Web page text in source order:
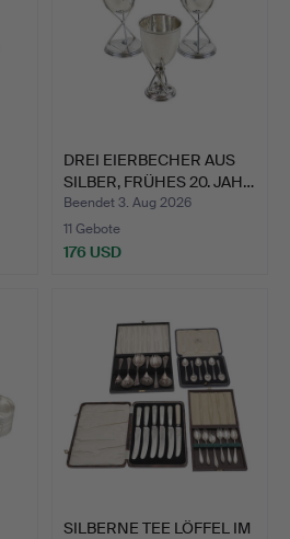
DREI EIERBECHER AUS
SILBER, FRÜHES 20. JAH…
Beendet 3. Aug 2026
11 Gebote
176 USD
SILBERNE TEE LÖFFEL IM